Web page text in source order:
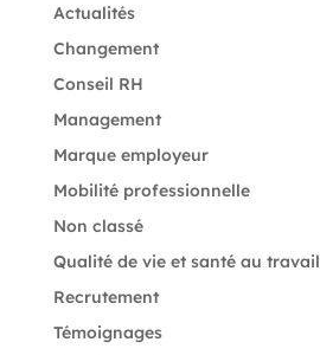
Actualités
Changement
Conseil RH
Management
Marque employeur
Mobilité professionnelle
Non classé
Qualité de vie et santé au travail
Recrutement
Témoignages